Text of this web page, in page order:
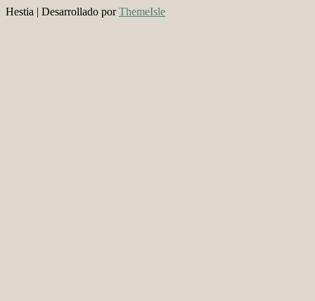
Hestia | Desarrollado porThemeIsle